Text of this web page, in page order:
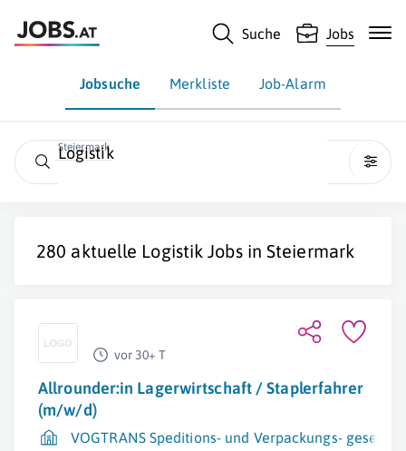
Suche Jobs
Jobsuche Merkliste Job-Alarm
Steiermark
Logistik
280 aktuelle Logistik Jobs inSteiermark
vor 30+ T
Allrounder:in Lagerwirtschaft / Staplerfahrer
(m/w/d)
VOGTRANS Speditions- und Verpackungs-